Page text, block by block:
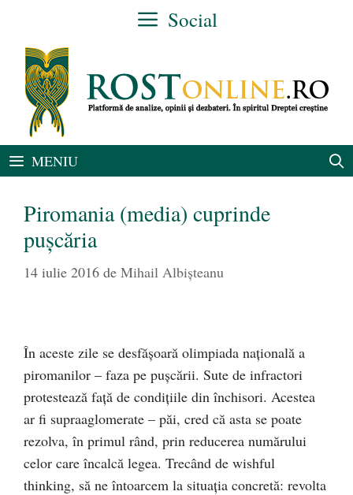
conținut
Social
MENIU
Piromania (media) cuprinde
pușcăria
14 iulie 2016 de Mihail Albișteanu
În aceste zile se desfășoară olimpiada națională a
piromanilor – faza pe pușcării. Sute de infractori
protestează față de condițiile din închisori. Acestea
ar fi supraaglomerate – păi, cred că asta se poate
rezolva, în primul rând, prin reducerea numărului
celor care încalcă legea. Trecând de wishful
thinking, să ne întoarcem la situația concretă: revolta